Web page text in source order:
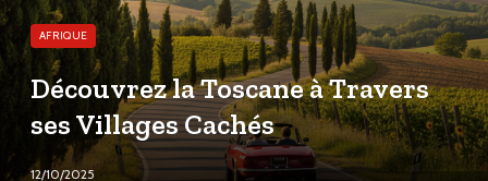
AFRIQUE
Découvrez la Toscane à Travers
ses Villages Cachés
12/10/2025